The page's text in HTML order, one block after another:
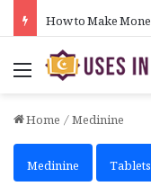
How to Make
Menu
Home/Medinine
Medinine
Tablets